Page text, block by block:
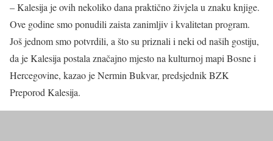
– Kalesija je ovih nekoliko dana praktično živjela u znaku knjige.
Ove godine smo ponudili zaista zanimljiv i kvalitetan program.
Još jednom smo potvrdili, a što su priznali i neki od naših gostiju,
da je Kalesija postala značajno mjesto na kulturnoj mapi Bosne i
Hercegovine, kazao je Nermin Bukvar, predsjednik BZK
Preporod Kalesija.